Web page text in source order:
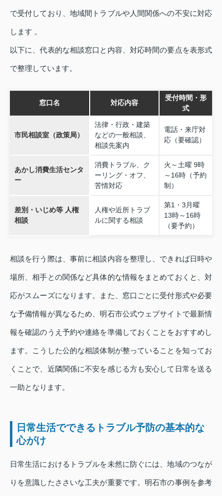
で受付しており、地域間トラブルや人間関係への不安に対応
します 。
以下に、代表的な相談窓口と内容、対応時間の要点を表形式
で整理しています。
窓口名 対応内容
受付時間・形
式
市民相談室（政策局）
法律・行政・建築
などの一般相談、
相談先案内
電話・来庁対
応（要確認）
あかし消費生活センタ
ー
消費トラブル、ク
ーリング・オフ、
苦情対応
火～土曜 9時
～16時（予約
制）
差別・いじめ等 人権
相談
人権や近所トラブ
ルに関する相談
第1・3月曜
13時～16時
（要予約）
相談を行う際は、事前に相談内容を整理し、できれば日時や
場所、相手との関係など具体的な情報をまとめておくと、対
応がスムーズになります。また、窓口ごとに受付形式や必要
な予備情報が異なるため、明石市公式ウェブサイトで最新情
報を確認のうえ予約や連絡を準備しておくことをおすすめし
ます。こうした公的な相談体制が整っていることを知ってお
くことで、近隣関係に不安を感じる方も安心して日常を送る
一助となります。
日常生活でできるトラブル予防の基本的な
心がけ
日常生活におけるトラブルを未然に防ぐには、地域のつなが
りを意識したささいな工夫が重要です。明石市の事例を参考